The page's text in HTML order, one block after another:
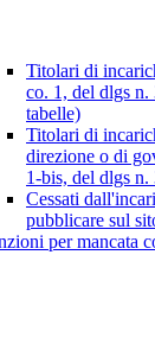
Titolari di
co. 1, del dlgs n.
tabelle)
Titolari di
direzione o di
1-bis, del dlgs n.
Cessati
pubblicare sul
per mancata